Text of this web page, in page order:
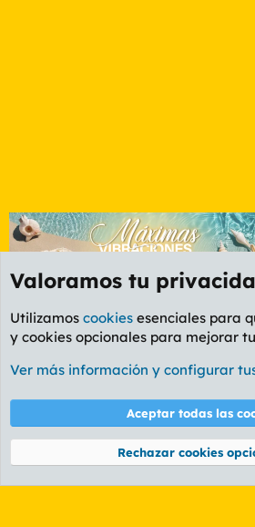
Foro Política
Cookies
PL OLDSTYLE AMARILLO
Términos y reglas
Community platform by XenForo® © 2010-2026
Valoramos tu
Utilizamos cookies esenciales para
y cookies opcionales para mejorar
Ver más información y configurar
Aceptar todas las
Rechazar cookies